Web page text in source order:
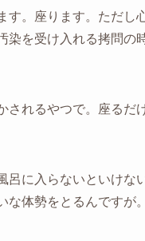
す。座ります。ただ
染を受け入れる拷問
されるやつで。座る
呂に入らないといけ
な体勢をとるんですが